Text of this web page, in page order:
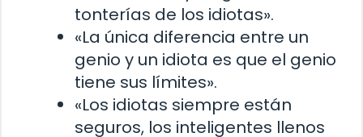
tonterías de los idiotas».
«La única diferencia entre un
genio y un idiota es que el genio
tiene sus límites».
«Los idiotas siempre están
seguros, los inteligentes llenos